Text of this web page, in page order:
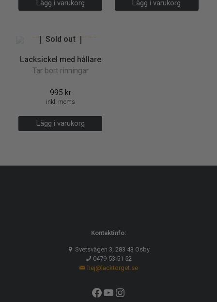
Lägg i varukorg Lägg i varukorg
Sold out
Lacksickel med hållare
Tar bort rinningar
995 kr
inkl. moms
Lägg i varukorg
Kontaktinfo:
Svetsvägen 3, 283 43 Osby
0479-53 51 52
hej@lacktorget.se
Facebook
YouTube
Instagram